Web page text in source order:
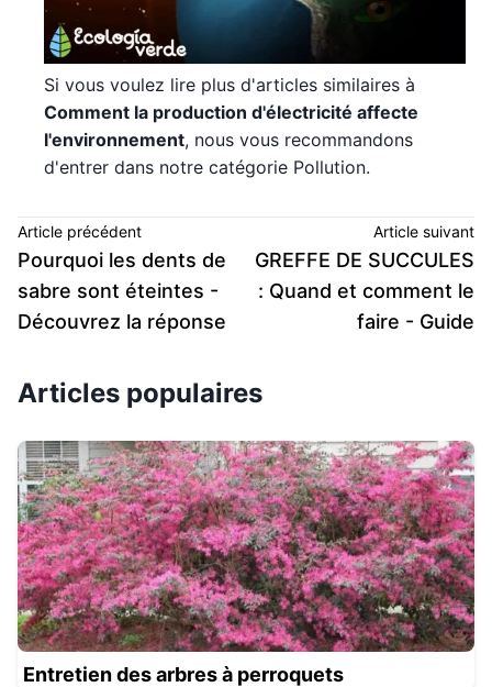
Si vous voulez lire plus d'articles similaires à
Comment la production d'électricité affecte
l'environnement, nous vous recommandons
d'entrer dans notre catégorie Pollution.
Article précédent
Pourquoi les dents de
sabre sont éteintes -
Découvrez la réponse
Article suivant
GREFFE DE SUCCULES
: Quand et comment le
faire - Guide
Articles populaires
Entretien des arbres à perroquets